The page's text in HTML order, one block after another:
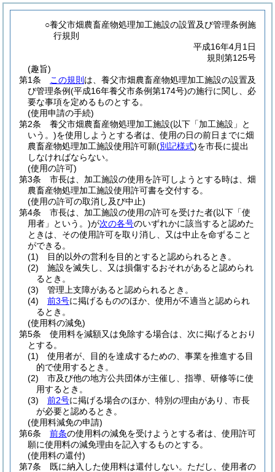
○養父市畑農畜産物処理加工施設の設置及び管理条例施
行規則
平成16年4月1日
規則第125号
(趣旨)
第1条
この規則 は、養父市畑農畜産物処理加工施設の設置及
び管理条例(平成16年養父市条例第174号)の施行に関し、必
要な事項を定めるものとする。
(使用申請の手続)
第2条
養父市畑農畜産物処理加工施設(以下「加工施設」と
いう。)を使用しようとする者は、使用の日の前日までに畑
農畜産物処理加工施設使用許可願(別記様式)を市長に提出
しなければならない。
(使用の許可)
第3条
市長は、加工施設の使用を許可しようとする時は、畑
農畜産物処理加工施設使用許可書を交付する。
(使用の許可の取消し及び中止)
第4条
市長は、加工施設の使用の許可を受けた者(以下「使
用者」という。)が次の各号のいずれかに該当すると認めた
ときは、その使用許可を取り消し、又は中止を命ずること
ができる。
(1)
目的以外の営利を目的とすると認められるとき。
(2)
施設を滅失し、又は損傷するおそれがあると認められ
るとき。
(3)
管理上支障があると認められるとき。
(4)
前3号に掲げるもののほか、使用が不適当と認められ
るとき。
(使用料の減免)
第5条
使用料を減額又は免除する場合は、次に掲げるとおり
とする。
(1)
使用者が、目的を達成するための、事業を推進する目
的で使用するとき。
(2)
市及び他の地方公共団体が主催し、指導、研修等に使
用するとき。
(3)
前2号に掲げる場合のほか、特別の理由があり、市長
が必要と認めるとき。
(使用料減免の申請)
第6条
前条の使用料の減免を受けようとする者は、使用許可
願に使用料の減免理由を記入するものとする。
(使用料の還付)
第7条
既に納入した使用料は還付しない。 ただし、使用者の